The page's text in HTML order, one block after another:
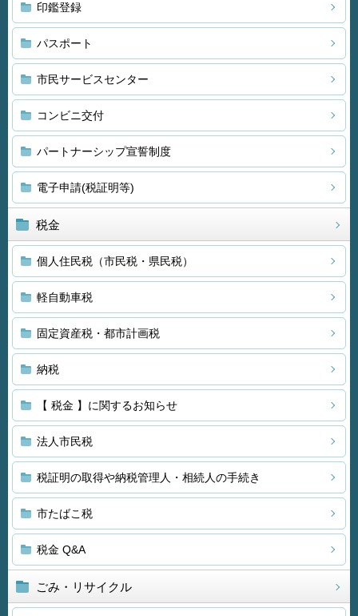
印鑑登録
パスポート
市民サービスセンター
コンビニ交付
パートナーシップ宣誓制度
電子申請(税証明等)
税金
個人住民税（市民税・県民税）
軽自動車税
固定資産税・都市計画税
納税
【 税金 】に関するお知らせ
法人市民税
税証明の取得や納税管理人・相続人の手続き
市たばこ税
税金 Q&A
ごみ・リサイクル